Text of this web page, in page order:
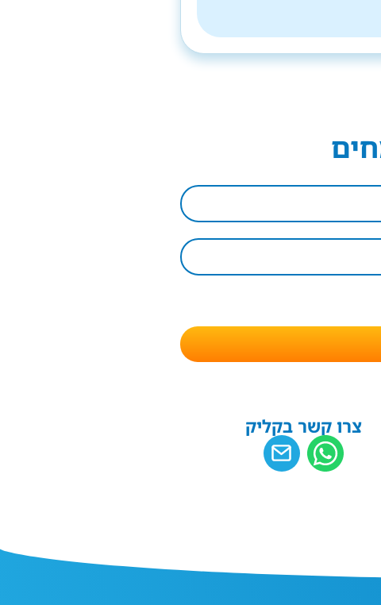
צרו קשר בקליק